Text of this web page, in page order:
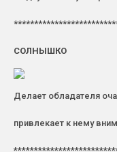
СОЛНЫШКО
Делает обладателя
привлекает к нему